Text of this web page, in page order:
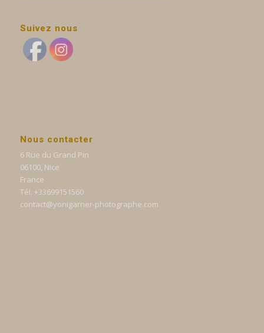
Suivez nous
Nous contacter
6 Rue du Grand Pin
06100, Nice
France
Tél. +33699151560
contact@yonigarner-photographe.com